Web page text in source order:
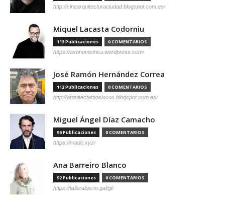
http://cinearquitecturaciudad.blogspot.com.es/
Miquel Lacasta Codorniu
113 Publicaciones 0 COMENTARIOS
https://axonometrica.wordpress.com/
José Ramón Hernández Correa
112 Publicaciones 0 COMENTARIOS
http://arquitectamoslocos.blogspot.com.es/
Miguel Ángel Díaz Camacho
95 Publicaciones 0 COMENTARIOS
https://madc.xyz/
Ana Barreiro Blanco
92 Publicaciones 0 COMENTARIOS
https://tallerabierto.gal/gl/